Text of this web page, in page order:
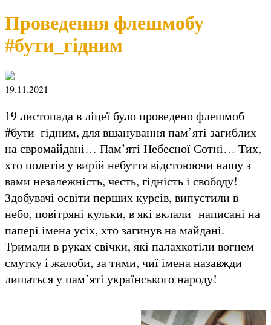
Проведення флешмобу
#бути_гідним
19.11.2021
19 листопада в ліцеї було проведено флешмоб
#бути_гідним, для вшанування пам’яті загиблих
на євромайдані… Пам’яті Небесної Сотні… Тих,
хто полетів у вирій небуття відстоюючи нашу з
вами незалежність, честь, гідність і свободу!
Здобувачі освіти перших курсів, випустили в
небо, повітряні кульки, в які вклали написані на
папері імена усіх, хто загинув на майдані.
Тримали в руках свічки, які палахкотіли вогнем
смутку і жалоби, за тими, чиї імена назавжди
лишаться у пам’яті українського народу!